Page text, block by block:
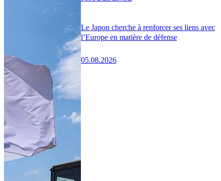
Le Japon cherche à renforcer ses liens avec
l’Europe en matière de défense
05.08.2026